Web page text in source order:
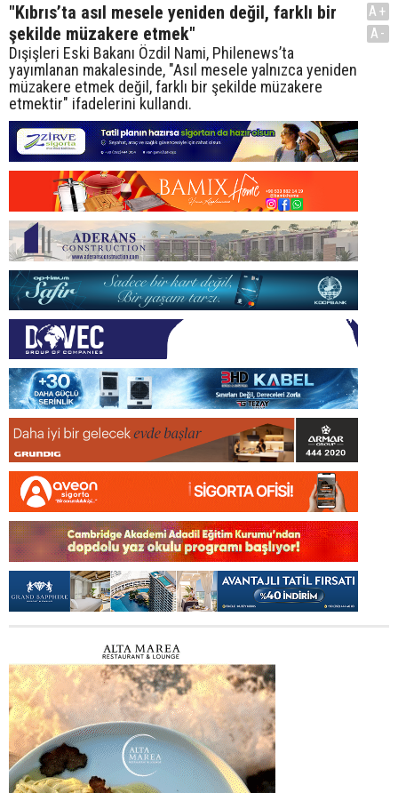
"Kıbrıs’ta asıl mesele yeniden değil, farklı bir
şekilde müzakere etmek"
Dışişleri Eski Bakanı Özdil Nami, Philenews’ta
yayımlanan makalesinde, "Asıl mesele yalnızca yeniden
müzakere etmek değil, farklı bir şekilde müzakere
etmektir" ifadelerini kullandı.
A+
A-